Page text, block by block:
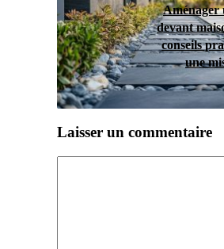
Aménager
devant
conseils
une
Laisser un commentaire